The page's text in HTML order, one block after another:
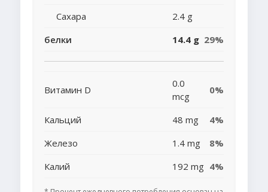
Сахара
2.4 g
белки
14.4 g 29%
Витамин D
0.0
mcg
0%
Кальций 48 mg
4%
Железо
1.4 mg
8%
Калий
192 mg 4%